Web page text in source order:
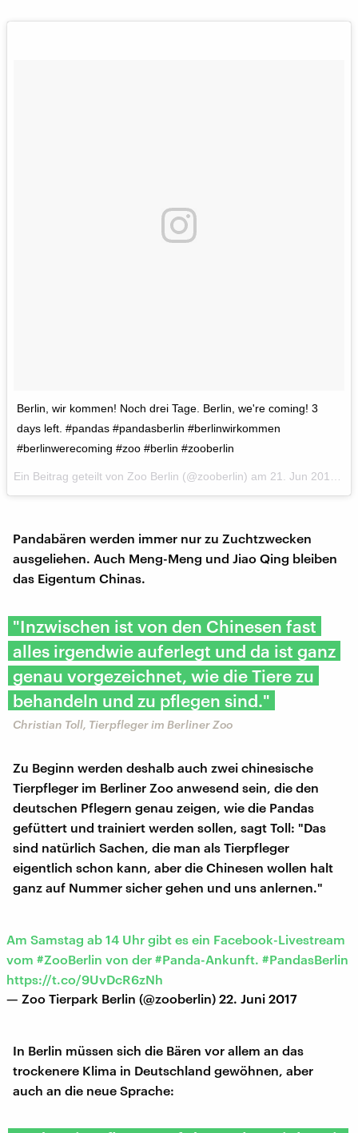
Berlin, wir kommen! Noch drei Tage. Berlin, we're coming! 3
days left. #pandas #pandasberlin #berlinwirkommen
#berlinwerecoming #zoo #berlin #zooberlin
Ein Beitrag geteilt von Zoo Berlin (@zooberlin) am 21. Jun 2017 um 7:51 Uhr
Pandabären werden immer nur zu Zuchtzwecken
ausgeliehen. Auch Meng-Meng und Jiao Qing bleiben
das Eigentum Chinas.
"Inzwischen ist von den Chinesen fast
alles irgendwie auferlegt und da ist ganz
genau vorgezeichnet, wie die Tiere zu
behandeln und zu pflegen sind."
Christian Toll, Tierpfleger im Berliner Zoo
Zu Beginn werden deshalb auch zwei chinesische
Tierpfleger im Berliner Zoo anwesend sein, die den
deutschen Pflegern genau zeigen, wie die Pandas
gefüttert und trainiert werden sollen, sagt Toll: "Das
sind natürlich Sachen, die man als Tierpfleger
eigentlich schon kann, aber die Chinesen wollen halt
ganz auf Nummer sicher gehen und uns anlernen."
Am Samstag ab 14 Uhr gibt es ein Facebook-Livestream
vom #ZooBerlin von der #Panda-Ankunft. #PandasBerlin
https://t.co/9UvDcR6zNh
— Zoo Tierpark Berlin (@zooberlin) 22. Juni 2017
In Berlin müssen sich die Bären vor allem an das
trockenere Klima in Deutschland gewöhnen, aber
auch an die neue Sprache: